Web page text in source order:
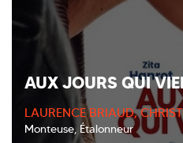
AUX JOURS QUI
LAURENCE BRIAUD,
Monteuse, Étalonneur